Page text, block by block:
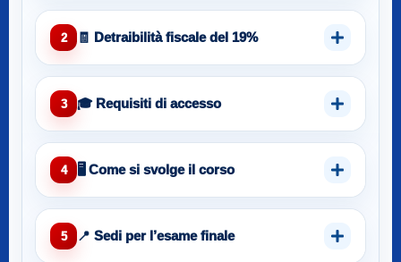
2 🧾 Detraibilità fiscale del 19%
3 🎓 Requisiti di accesso
4 🖥️ Come si svolge il corso
5 📍 Sedi per l’esame finale